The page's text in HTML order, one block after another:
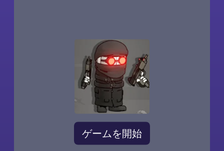
ゲームを開始